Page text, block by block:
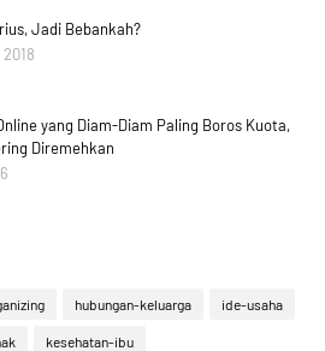
Jadi Bebankah?
yang Diam-Diam Paling Boros Kuota,
Diremehkan
hubungan-keluarga ide-usaha
kesehatan-ibu